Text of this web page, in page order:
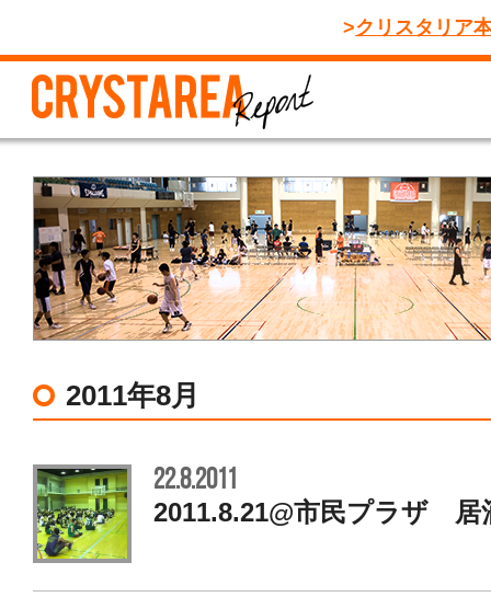
クリスタリア
2011年8月
22.8.2011
2011.8.21@市民プラザ